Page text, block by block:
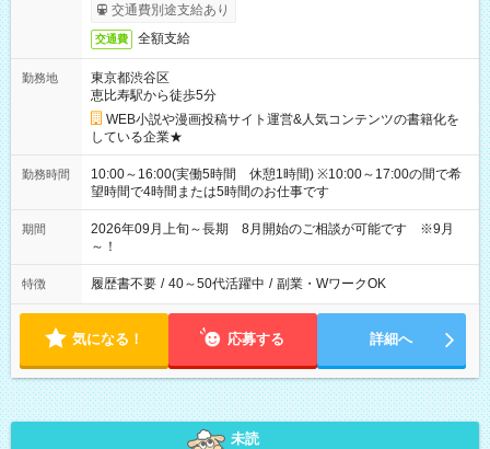
交通費別途支給あり
交通費 全額支給
勤務地
東京都渋谷区
恵比寿駅から徒歩5分
WEB小説や漫画投稿サイト運営&人気コンテンツの書籍化を
している企業★
勤務時間
10:00～16:00(実働5時間 休憩1時間) ※10:00～17:00の間で希
望時間で4時間または5時間のお仕事です
期間
2026年09月上旬～長期 8月開始のご相談が可能です ※9月
～！
特徴 履歴書不要 / 40～50代活躍中 / 副業・WワークOK
気になる！ 応募する 詳細へ
未読